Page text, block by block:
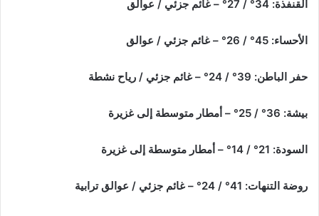
القنفذة: 34° / 27° – غائم جزئي / عوالق
الأحساء: 45° / 26° – غائم جزئي / عوالق
حفر الباطن: 39° / 24° – غائم جزئي / رياح نشطة
بيشة: 36° / 25° – أمطار متوسطة إلى غزيرة
السودة: 21° / 14° – أمطار متوسطة إلى غزيرة
روضة التنهات: 41° / 24° – غائم جزئي / عوالق ترابية